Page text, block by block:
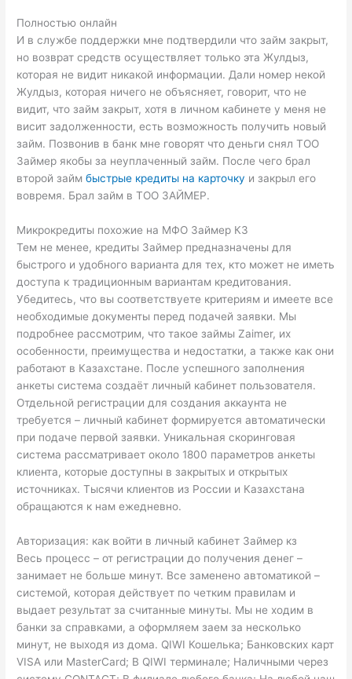
Полностью онлайн
И в службе поддержки мне подтвердили что займ закрыт,
но возврат средств осуществляет только эта Жулдыз,
которая не видит никакой информации. Дали номер некой
Жулдыз, которая ничего не объясняет, говорит, что не
видит, что займ закрыт, хотя в личном кабинете у меня не
висит задолженности, есть возможность получить новый
займ. Позвонив в банк мне говорят что деньги снял ТОО
Займер якобы за неуплаченный займ. После чего брал
второй займбыстрые кредиты на карточку и закрыл его
вовремя. Брал займ в ТОО ЗАЙМЕР.
Микрокредиты похожие на МФО Займер КЗ
Тем не менее, кредиты Займер предназначены для
быстрого и удобного варианта для тех, кто может не иметь
доступа к традиционным вариантам кредитования.
Убедитесь, что вы соответствуете критериям и имеете все
необходимые документы перед подачей заявки. Мы
подробнее рассмотрим, что такое займы Zaimer, их
особенности, преимущества и недостатки, а также как они
работают в Казахстане. После успешного заполнения
анкеты система создаёт личный кабинет пользователя.
Отдельной регистрации для создания аккаунта не
требуется – личный кабинет формируется автоматически
при подаче первой заявки. Уникальная скоринговая
система рассматривает около 1800 параметров анкеты
клиента, которые доступны в закрытых и открытых
источниках. Тысячи клиентов из России и Казахстана
обращаются к нам ежедневно.
Авторизация: как войти в личный кабинет Займер кз
Весь процесс – от регистрации до получения денег –
занимает не больше минут. Все заменено автоматикой –
системой, которая действует по четким правилам и
выдает результат за считанные минуты. Мы не ходим в
банки за справками, а оформляем заем за несколько
минут, не выходя из дома. QIWI Кошелька; Банковских карт
VISA или MasterCard; В QIWI терминале; Наличными через